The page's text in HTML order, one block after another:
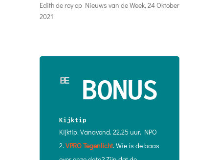
Edith de royop Nieuws van de Week, 24 Oktober
2021
BONUS
Kijktip
Kijktip. Vanavond. 22.25 uur. NPO
2. VPRO Tegenlicht. Wie is de baas